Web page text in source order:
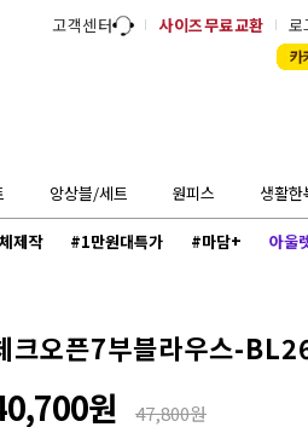
고객센터 사이즈무료교환 로
앙상블/세트 원피스 생활한
제작 #1만원대특가 #마담+ 아울
크오픈7부블라우스-
원 47,800원